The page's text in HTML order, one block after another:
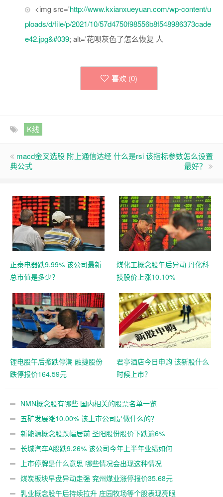
<img src='http://www.kxianxueyuan.com/wp-content/u
ploads/d/file/p/2021/10/57d4750f98556b8f548986373cade
e42.jpg&#039; alt='花呗灰色了怎么恢复 人
喜欢 (0)
K线
macd金叉选股 附上通信达经
典公式
什么是rsi 该指标参数怎么设置
最好？
正泰电器跌9.99% 该公司最新
总市值是多少？
煤化工概念股午后异动 丹化科
技股价上涨10.10%
锂电股午后掀跌停潮 融捷股份
跌停报价164.59元
君亭酒店今日申购 该新股什么
时候上市？
NMN概念股有哪些 国内相关的股票名单一览
五矿发展涨10.00% 该上市公司是做什么的？
新能源概念股跌幅居前 圣阳股份股价下跌逾6%
长城汽车A股跌9.26% 该公司今年上半年业绩如何
上市停牌是什么意思 哪些情况会出现这种情况
煤炭板块早盘异动走强 兖州煤业涨停报价35.68元
乳业概念股午后持续拉升 庄园牧场等个股表现亮眼